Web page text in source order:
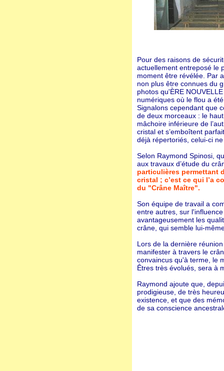
Pour des raisons de
actuellement entreposé le
moment être révélée. Par
non plus être connues du
photos qu'ÈRE
numériques où le flou a
Signalons cependant que
de deux morceaux : le
mâchoire inférieure de
cristal et s’emboîtent
déjà répertoriés, celui-ci
Selon Raymond Spinosi,
aux travaux d’étude du
particulières permettant
cristal ; c’est ce qui l’a
du "Crâne Maître".
Son équipe de travail a
entre autres, sur
avantageusement les
crâne, qui semble lui-
Lors de la dernière
manifester à travers le
convaincus qu'à terme, le
Êtres très évolués, sera à
Raymond ajoute que,
prodigieuse, de très
existence, et que des
de sa conscience